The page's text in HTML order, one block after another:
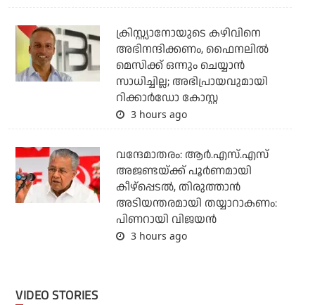
ക്രിസ്റ്റ്യാനോയുടെ കഴിവിനെ
അഭിനന്ദിക്കണം, ഫൈനലില്‍
മെസിക്ക് ഒന്നും ചെയ്യാന്‍
സാധിച്ചില്ല; അഭിപ്രായവുമായി
റിക്കാര്‍ഡോ കോസ്റ്റ
3 hours ago
വന്ദേമാതരം: ആര്‍.എസ്.എസ്
അജണ്ടയ്ക്ക് പൂര്‍ണമായി
കീഴ്‌പ്പെടല്‍, തിരുത്താന്‍
അടിയന്തരമായി തയ്യാറാകണം:
പിണറായി വിജയന്‍
3 hours ago
VIDEO STORIES